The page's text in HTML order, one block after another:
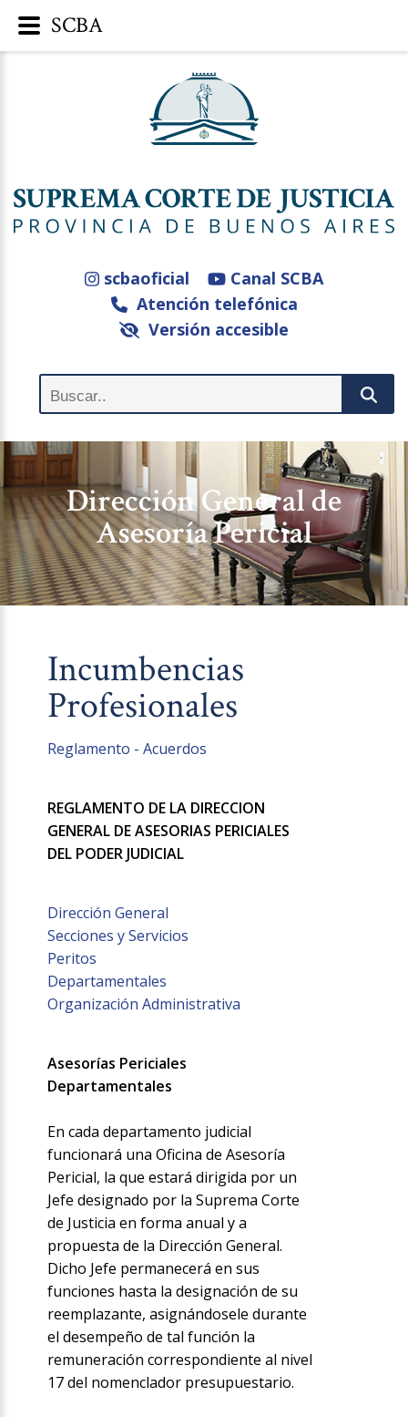
scbaoficial
Canal SCBA
Atención telefónica
Versión accesible
Dirección General de
Asesoría Pericial
Incumbencias
Profesionales
Reglamento - Acuerdos
REGLAMENTO DE LA DIRECCION
GENERAL DE ASESORIAS PERICIALES
DEL PODER JUDICIAL
Dirección General
Secciones y Servicios
Peritos
Departamentales
Organización Administrativa
Asesorías Periciales
Departamentales
En cada departamento judicial
funcionará una Oficina de Asesoría
Pericial, la que estará dirigida por un
Jefe designado por la Suprema Corte
de Justicia en forma anual y a
propuesta de la Dirección General.
Dicho Jefe permanecerá en sus
funciones hasta la designación de su
reemplazante, asignándosele durante
el desempeño de tal función la
remuneración correspondiente al nivel
17 del nomenclador presupuestario.
SCBA